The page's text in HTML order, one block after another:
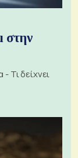
στην
Τι δείχνει